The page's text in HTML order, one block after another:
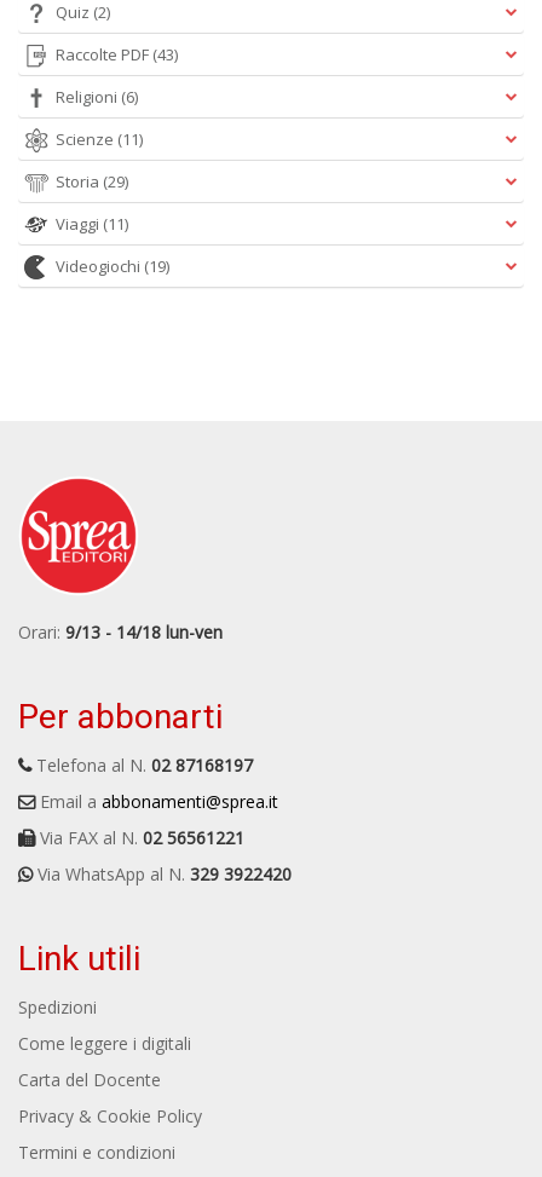
Quiz (2)
Raccolte PDF (43)
Religioni (6)
Scienze (11)
Storia (29)
Viaggi (11)
Videogiochi (19)
Orari: 9/13 - 14/18 lun-ven
Per abbonarti
Telefona al N. 02 87168197
Email a abbonamenti@sprea.it
Via FAX al N. 02 56561221
Via WhatsApp al N. 329 3922420
Link utili
Spedizioni
Come leggere i digitali
Carta del Docente
Privacy & Cookie Policy
Termini e condizioni